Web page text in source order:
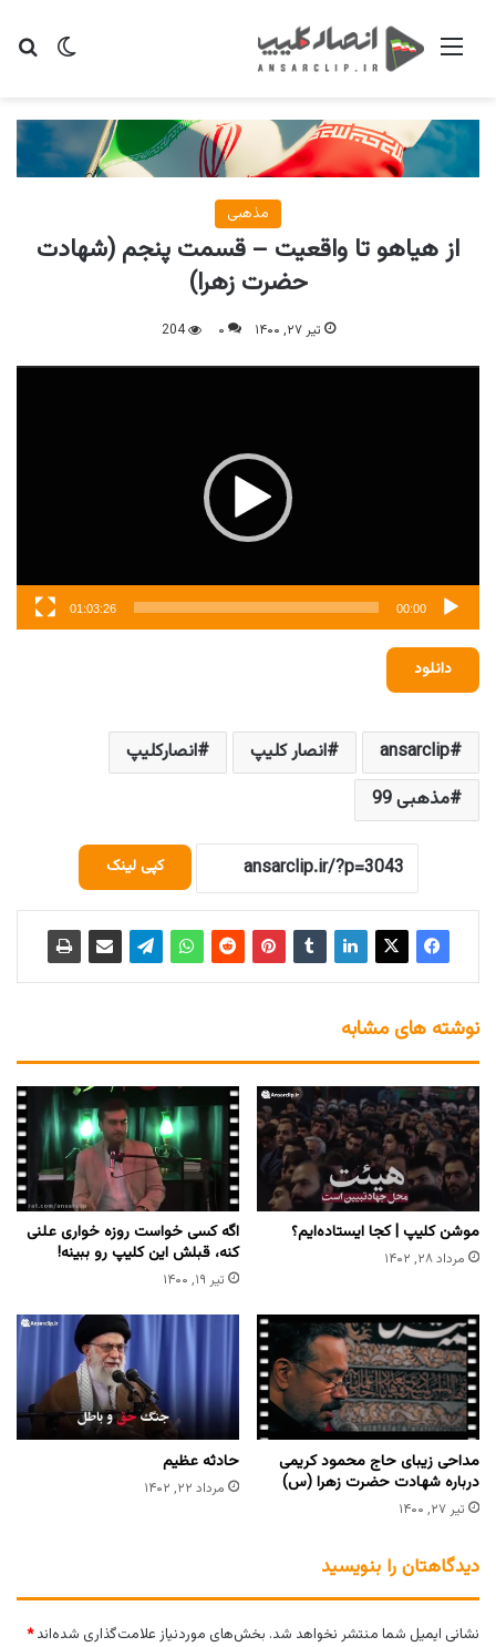
تغییر منو
مذهبی
از هیاهو تا واقعیت – قسمت پنجم (شهادت
حضرت زهرا)
تیر ۲۷, ۱۴۰۰ ۰ 204
نمایشگر
00:00
01:03:26
دانلود
ansarclip انصار کلیپ
انصارکلیپ
مذهبی 99
کپی لینک
نوشته های مشابه
موشن کلیپ | کجا ایستاده‌ایم؟
مرداد ۲۸, ۱۴۰۲
اگه کسی خواست روزه خواری علنی
کنه، قبلش این کلیپ رو ببینه!
تیر ۱۹, ۱۴۰۰
مداحی زیبای حاج محمود کریمی
درباره شهادت حضرت زهرا (س)
تیر ۲۷, ۱۴۰۰
حادثه عظیم
مرداد ۲۲, ۱۴۰۲
دیدگاهتان را بنویسید
نشانی ایمیل شما منتشر نخواهد شد. بخش‌های موردنیاز علامت‌گذاری شده‌اند*